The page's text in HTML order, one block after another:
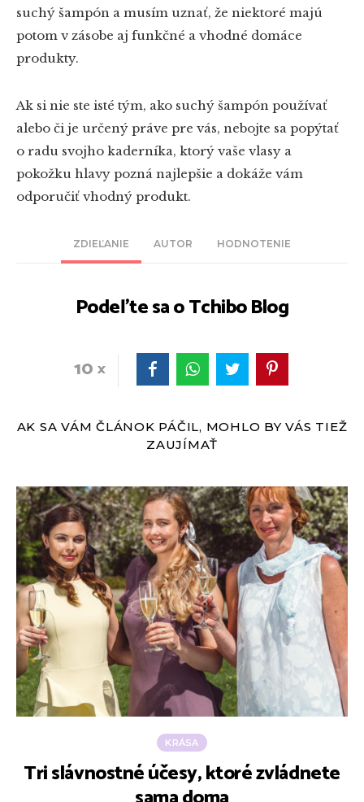
ZDIEĽANIE AUTOR HODNOTENIE
Podeľte sa o Tchibo Blog
10
suchý šampón a musím uznať, že niektoré majú
potom v zásobe aj funkčné a vhodné domáce
produkty.
Ak si nie ste isté tým, ako suchý šampón používať
alebo či je určený práve pre vás, nebojte sa popýtať
o radu svojho kaderníka, ktorý vaše vlasy a
pokožku hlavy pozná najlepšie a dokáže vám
odporučiť vhodný produkt.
AK SA VÁM ČLÁNOK PÁČIL, MOHLO BY VÁS TIEŽ
ZAUJÍMAŤ
KRÁSA
Tri slávnostné účesy, ktoré zvládnete